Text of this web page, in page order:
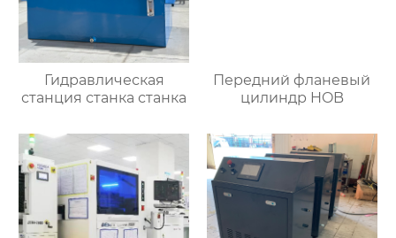
Гидравлическая
станция станка станка
Передний фланевый
цилиндр HOB